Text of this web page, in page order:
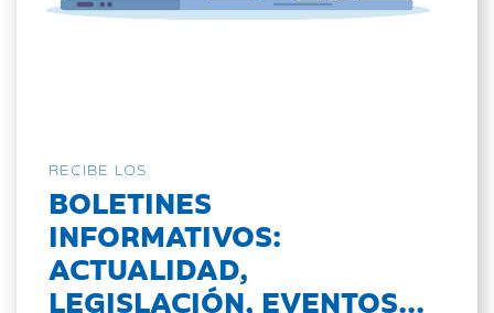
RECIBE LOS
BOLETINES
INFORMATIVOS:
ACTUALIDAD,
LEGISLACIÓN, EVENTOS...